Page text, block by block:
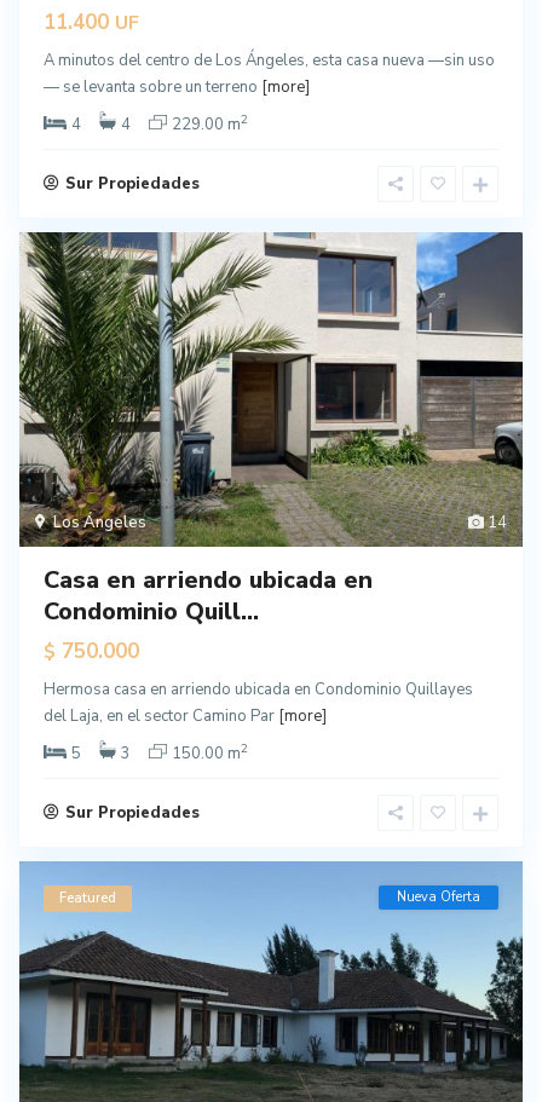
11.400 UF
A minutos del centro de Los Ángeles, esta casa nueva —sin uso
— se levanta sobre un terreno [more]
4
4 229.00 m2
Sur Propiedades
14
Los Ángeles
Casa en arriendo ubicada en
Condominio Quill...
$ 750.000
Hermosa casa en arriendo ubicada en Condominio Quillayes
del Laja, en el sector Camino Par [more]
5
3 150.00 m2
Sur Propiedades
Featured Nueva Oferta